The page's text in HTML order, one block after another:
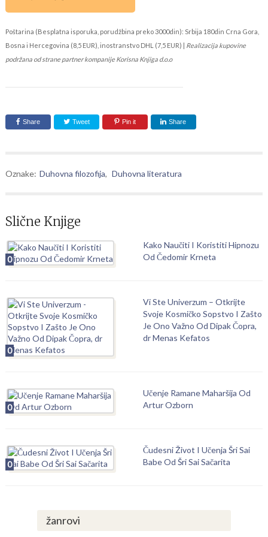
Poštarina (Besplatna isporuka, porudžbina preko 3000din): Srbija 180din Crna Gora,
Bosna i Hercegovina (8,5 EUR), inostranstvo DHL (7,5 EUR) | Realizacija kupovine
podržana od strane partner kompanije Korisna Knjiga d.o.o
Share Tweet Pin it Share
Oznake: Duhovna filozofija, Duhovna literatura
Slične Knjige
0
Kako Naučiti I Koristiti Hipnozu
Od Čedomir Krneta
0
Vi Ste Univerzum – Otkrijte
Svoje Kosmičko Sopstvo I Zašto
Je Ono Važno Od Dipak Čopra,
dr Menas Kefatos
0
Učenje Ramane Maharšija Od
Artur Ozborn
0
Čudesni Život I Učenja Šri Sai
Babe Od Šri Sai Sačarita
žanrovi